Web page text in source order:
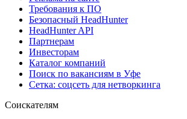
Требования к ПО
Безопасный HeadHunter
HeadHunter API
Партнерам
Инвесторам
Каталог компаний
Поиск по вакансиям в Уфе
Сетка: соцсеть для нетворкинга
Соискателям